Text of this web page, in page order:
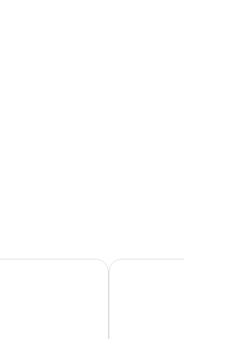
Las Espuelas Hotel